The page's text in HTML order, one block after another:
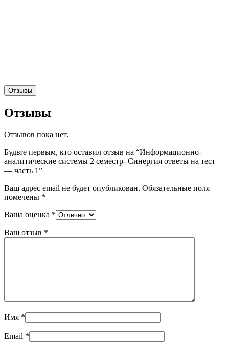
Отзывы
Отзывы
Отзывов пока нет.
Будьте первым, кто оставил отзыв на “Информационно-
аналитические системы 2 семестр- Синергия ответы на тест
— часть 1”
Ваш адрес email не будет опубликован. Обязательные поля
помечены *
Ваша оценка *
Ваш отзыв *
Имя *
Email *